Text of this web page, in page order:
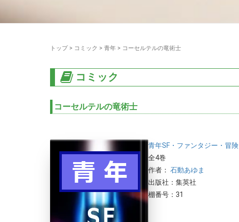
トップ> コミック > 青年 > コーセルテルの竜術士
コミック
コーセルテルの竜術士
青年SF・ファンタジー・冒険
全4巻
作者： 石動あゆま
出版社：集英社
棚番号：31